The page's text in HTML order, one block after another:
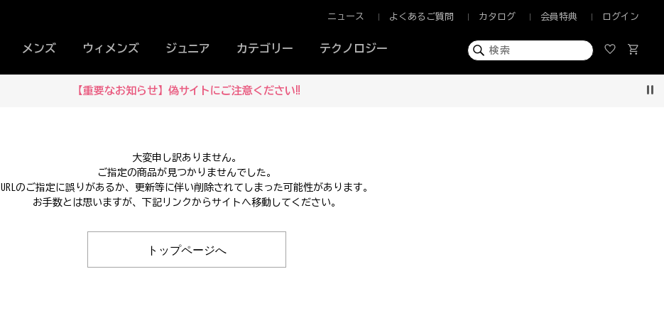
メンズ ウィメンズ ジュニア カテゴリー テクノロジー
ニュース よくあるご質問 カタログ 会員特典 ログイン
【重要なお知らせ】偽サイトにご注意ください‼
大変申し訳ありません。
ご指定の商品が見つかりませんでした。
URLのご指定に誤りがあるか、更新等に伴い削除されてしまった可能性があります。
お手数とは思いますが、下記リンクからサイトへ移動してください。
トップページへ